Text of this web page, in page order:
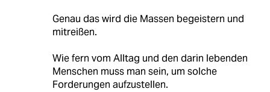
Genau das wird die Massen begeistern und
mitreißen.
Wie fern vom Alltag und den darin lebenden
Menschen muss man sein, um solche
Forderungen aufzustellen.